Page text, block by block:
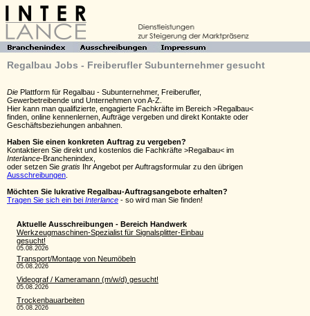
Regalbau Jobs - Freiberufler Subunternehmer gesucht
Die Plattform für Regalbau - Subunternehmer, Freiberufler,
Gewerbetreibende und Unternehmen von A-Z.
Hier kann man qualifizierte, engagierte Fachkräfte im Bereich >Regalbau<
finden, online kennenlernen, Aufträge vergeben und direkt Kontakte oder
Geschäftsbeziehungen anbahnen.
Haben Sie einen konkreten Auftrag zu vergeben?
Kontaktieren Sie direkt und kostenlos die Fachkräfte >Regalbau< im
Interlance-Branchenindex,
oder setzen Sie gratis Ihr Angebot per Auftragsformular zu den übrigen
Ausschreibungen
Möchten Sie lukrative Regalbau-Auftragsangebote erhalten?
Tragen Sie sich ein bei Interlance - so wird man Sie finden!